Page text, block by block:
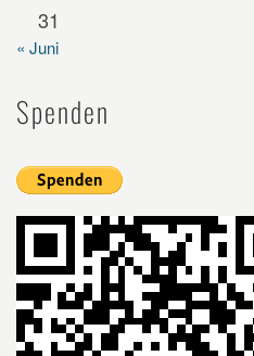
31
« Juni
Spenden